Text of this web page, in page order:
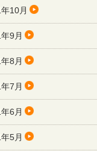
10月
9月
8月
7月
6月
5月